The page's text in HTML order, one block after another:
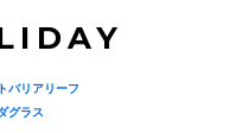
バリアリーフ
グラス